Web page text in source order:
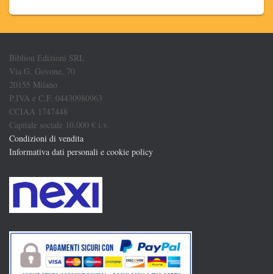
Biblion Edizioni SRL
Via G. Govone, 70
20155 Milano
P.IVA e C.F. 04430980963
CCIAA 1747448
Capitale sociale 10.000 € i.v.
Condizioni di vendita
Informativa dati personali e cookie policy